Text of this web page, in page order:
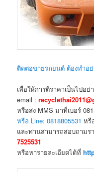
ติดต่อขายรถยนต์ ต้องทำอย่
เพื่อให้การตีราคาเป็นไปอย่
email :
หรือส่ง MMS มาที่เบอร์
หรือ Line: 0818805531 หรื
และท่านสามารถสอบถามร
7525531
หรือหารายละเอียดได้ที่